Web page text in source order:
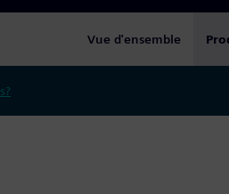
Vue d'ensemble